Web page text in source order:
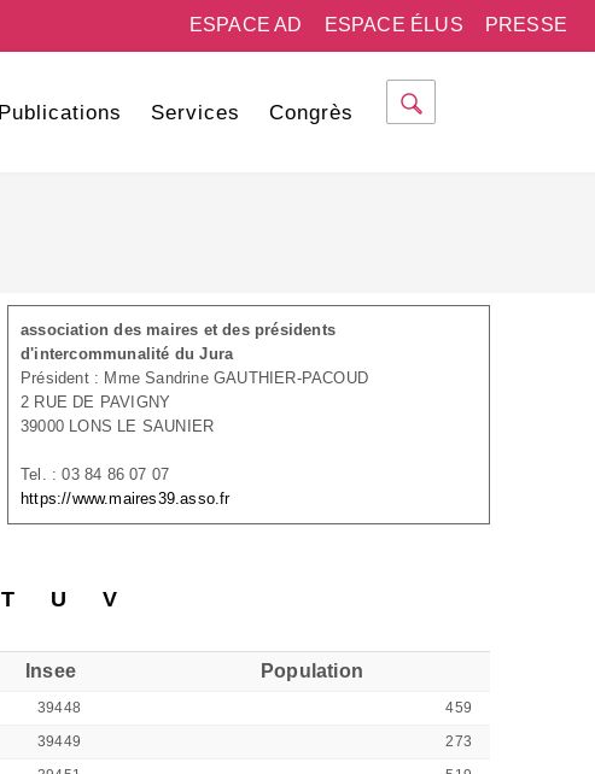
PRESSE
ESPACE ÉLUS
ESPACE AD
Publications Services Congrès
association des maires et des présidents
d'intercommunalité du Jura
Président : Mme Sandrine GAUTHIER-PACOUD
2 RUE DE PAVIGNY
39000 LONS LE SAUNIER
Tel. : 03 84 86 07 07
https://www.maires39.asso.fr
T U V
Insee Population
39448
459
39449
273